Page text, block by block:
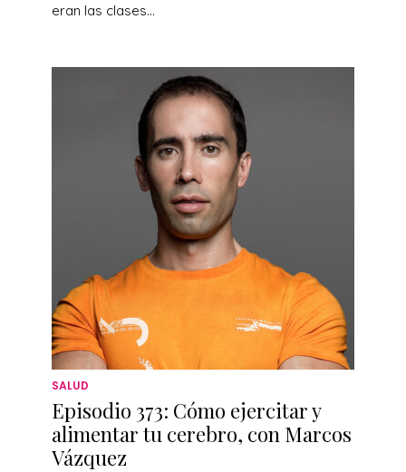
eran las clases...
SALUD
Episodio 373: Cómo ejercitar y
alimentar tu cerebro, con Marcos
Vázquez